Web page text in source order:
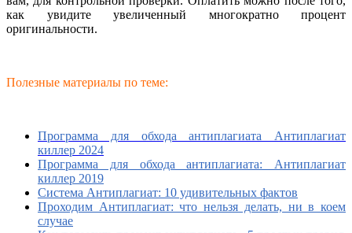
как увидите увеличенный многократно процент
оригинальности.
Полезные материалы по теме:
Программа для обхода антиплагиата Антиплагиат
киллер 2024
Программа для обхода антиплагиата: Антиплагиат
киллер 2019
Система Антиплагиат: 10 удивительных фактов
Проходим Антиплагиат: что нельзя делать, ни в коем
случае